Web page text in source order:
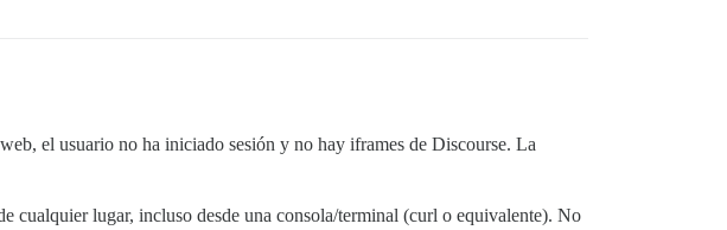
el usuario no ha iniciado sesión y no hay iframes de Discourse. La
cualquier lugar, incluso desde una consola/terminal (curl o equivalente). No